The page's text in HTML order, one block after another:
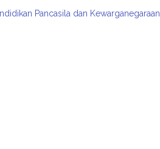
Pancasila dan Kewarganegaraan